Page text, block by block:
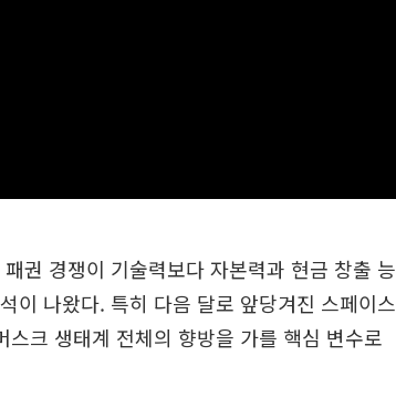
권 경쟁이 기술력보다 자본력과 현금 창출 능
이 나왔다. 특히 다음 달로 앞당겨진 스페이스
크 생태계 전체의 향방을 가를 핵심 변수로